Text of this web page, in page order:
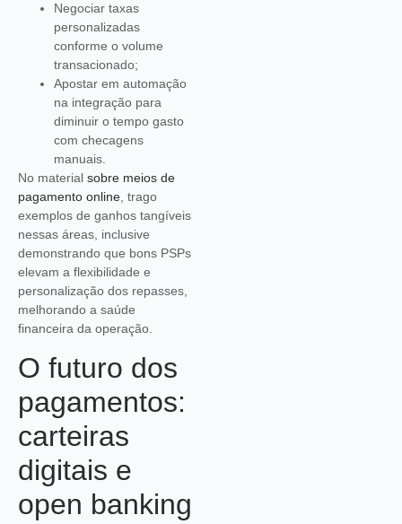
Negociar taxas
personalizadas
conforme o volume
transacionado;
Apostar em automação
na integração para
diminuir o tempo gasto
com checagens
manuais.
No material sobre meios de
pagamento online , trago
exemplos de ganhos tangíveis
nessas áreas, inclusive
demonstrando que bons PSPs
elevam a flexibilidade e
personalização dos repasses,
melhorando a saúde
financeira da operação.
O futuro dos
pagamentos:
carteiras
digitais e
open banking